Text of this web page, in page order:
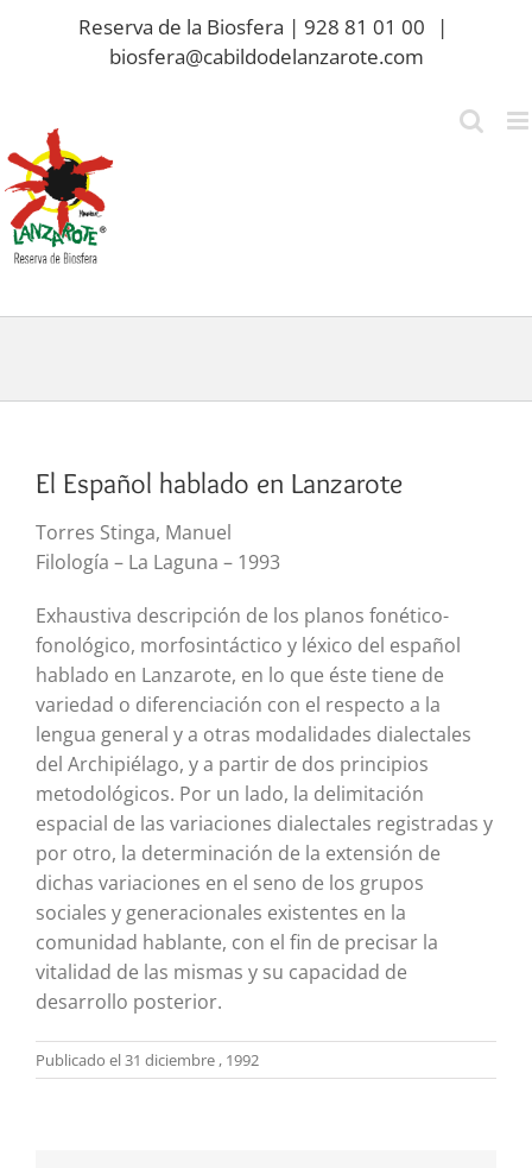
Reserva de la Biosfera | 928 81 01 00
|
biosfera@cabildodelanzarote.com
El Español hablado en Lanzarote
Torres Stinga, Manuel
Filología – La Laguna – 1993
Exhaustiva descripción de los planos fonético-
fonológico, morfosintáctico y léxico del español
hablado en Lanzarote, en lo que éste tiene de
variedad o diferenciación con el respecto a la
lengua general y a otras modalidades dialectales
del Archipiélago, y a partir de dos principios
metodológicos. Por un lado, la delimitación
espacial de las variaciones dialectales registradas y
por otro, la determinación de la extensión de
dichas variaciones en el seno de los grupos
sociales y generacionales existentes en la
comunidad hablante, con el fin de precisar la
vitalidad de las mismas y su capacidad de
desarrollo posterior.
Publicado el 31 diciembre , 1992